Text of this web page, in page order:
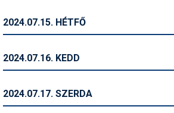
Símánia
Síszerviz
2024.07.15. HÉTFŐ
2024.07.16. KEDD
2024.07.17. SZERDA